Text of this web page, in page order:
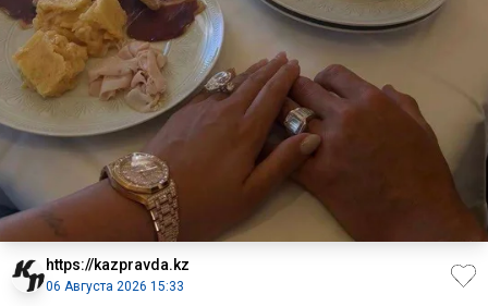
https://kazpravda.kz
06 Августа 2026 15:33